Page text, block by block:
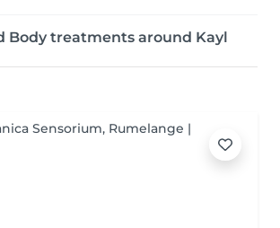
Body treatments around Kayl